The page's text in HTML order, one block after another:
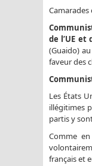
Camarades
de l’UE
(Guaido)
faveur des
Les États
illégitimes
partis y
Comme
français et